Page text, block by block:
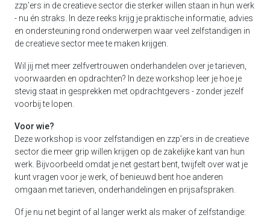
zzp’ers in de creatieve sector die sterker willen staan in hun werk
- nu én straks. In deze reeks krijg je praktische informatie, advies
en ondersteuning rond onderwerpen waar veel zelfstandigen in
de creatieve sector mee te maken krijgen.
Wil jij met meer zelfvertrouwen onderhandelen over je tarieven,
voorwaarden en opdrachten? In deze workshop leer je hoe je
stevig staat in gesprekken met opdrachtgevers - zonder jezelf
voorbij te lopen.
Voor wie?
Deze workshop is voor zelfstandigen en zzp’ers in de creatieve
sector die meer grip willen krijgen op de zakelijke kant van hun
werk. Bijvoorbeeld omdat je net gestart bent, twijfelt over wat je
kunt vragen voor je werk, of benieuwd bent hoe anderen
omgaan met tarieven, onderhandelingen en prijsafspraken.
Of je nu net begint of al langer werkt als maker of zelfstandige: